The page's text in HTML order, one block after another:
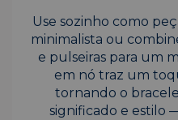
Use sozinho como
minimalista ou
e pulseiras para um
em nó traz um
tornando o
significado e estilo